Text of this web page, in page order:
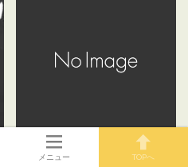
2026年3月30日
メニュー TOPへ